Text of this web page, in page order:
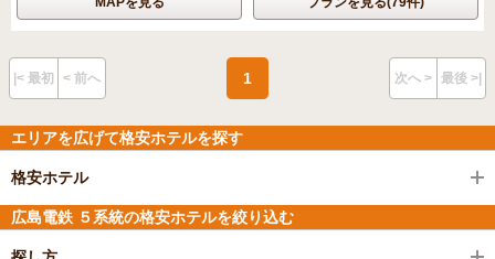
|< 最初 < 前へ 1 次へ > 最後 >|
エリアを広げて格安ホテルを探す
格安ホテル
広島電鉄 ５系統の格安ホテルを絞り込む